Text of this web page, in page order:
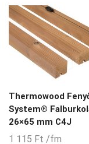
Thermowood
System®
26×65 mm C4J
1 115 Ft /fm